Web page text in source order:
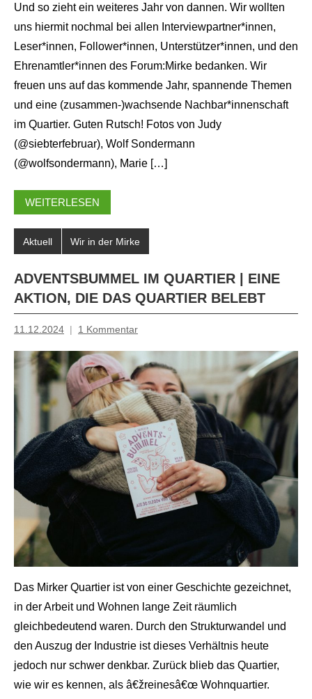
Und so zieht ein weiteres Jahr von dannen. Wir wollten
uns hiermit nochmal bei allen Interviewpartner*innen,
Leser*innen, Follower*innen, Unterstützer*innen, und den
Ehrenamtler*innen des Forum:Mirke bedanken. Wir
freuen uns auf das kommende Jahr, spannende Themen
und eine (zusammen-)wachsende Nachbar*innenschaft
im Quartier. Guten Rutsch! Fotos von Judy
(@siebterfebruar), Wolf Sondermann
(@wolfsondermann), Marie […]
WEITERLESEN
Aktuell Wir in der Mirke
ADVENTSBUMMEL IM QUARTIER | EINE
AKTION, DIE DAS QUARTIER BELEBT
11.12.2024
Mosche
1 Kommentar
Foto von Judy
Das Mirker Quartier ist von einer Geschichte gezeichnet,
in der Arbeit und Wohnen lange Zeit räumlich
gleichbedeutend waren. Durch den Strukturwandel und
den Auszug der Industrie ist dieses Verhältnis heute
jedoch nur schwer denkbar. Zurück blieb das Quartier,
wie wir es kennen, als â€žreinesâ€œ Wohnquartier.